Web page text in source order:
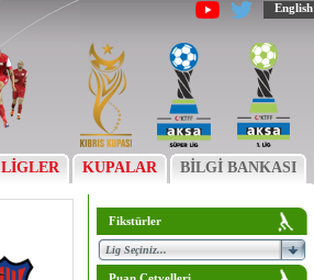
English
LİGLER KUPALAR BİLGİ BANKASI
Fikstürler